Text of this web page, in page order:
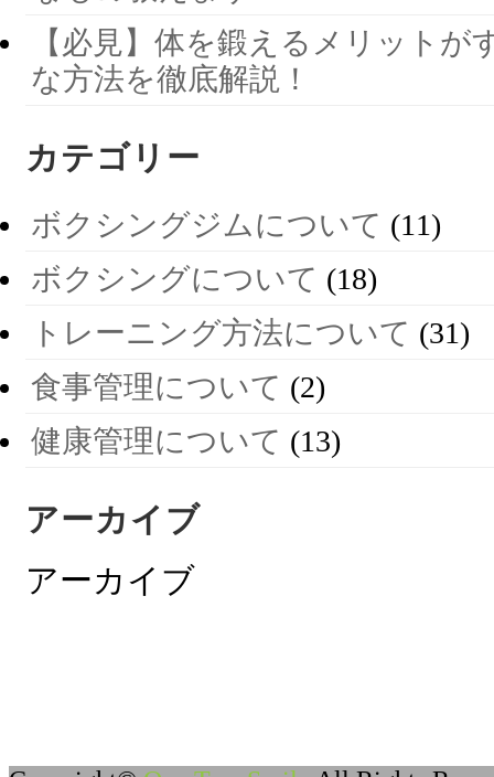
【必見】体を鍛えるメリットが
な方法を徹底解説！
カテゴリー
ボクシングジムについて (11)
ボクシングについて (18)
トレーニング方法について (31)
食事管理について (2)
健康管理について (13)
アーカイブ
アーカイブ